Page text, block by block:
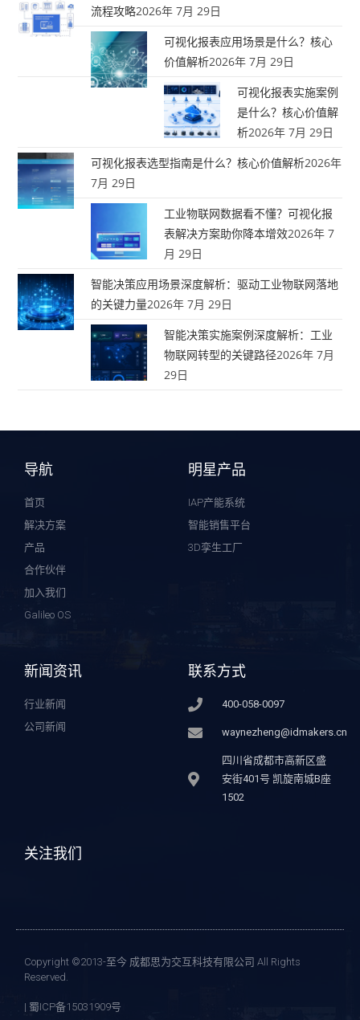
流程攻略2026年 7月 29日
可视化报表应用场景是什么？核心
价值解析2026年 7月 29日
可视化报表实施案例
是什么？核心价值解
析2026年 7月 29日
可视化报表选型指南是什么？核心价值解析2026年
7月 29日
工业物联网数据看不懂？可视化报
表解决方案助你降本增效2026年 7
月 29日
智能决策应用场景深度解析：驱动工业物联网落地
的关键力量2026年 7月 29日
智能决策实施案例深度解析：工业
物联网转型的关键路径2026年 7月
29日
导航
首页
解决方案
产品
合作伙伴
加入我们
Galileo OS
明星产品
IAP产能系统
智能销售平台
3D孪生工厂
新闻资讯
行业新闻
公司新闻
联系方式
400-058-0097
waynezheng@idmakers.cn
四川省成都市高新区盛
安街401号 凯旋南城B座
1502
关注我们
Copyright ©2013-至今 成都思为交互科技有限公司 All Rights
Reserved.
| 蜀ICP备15031909号